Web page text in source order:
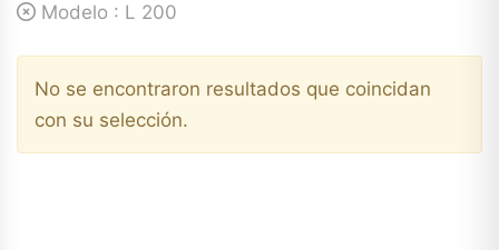
Modelo : L 200
No se encontraron resultados que coincidan
con su selección.